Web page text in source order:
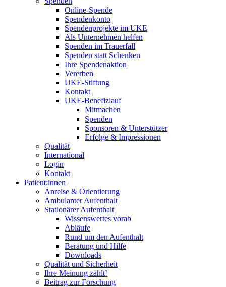
Online-Spende
Spendenkonto
Spendenprojekte im UKE
Als Unternehmen helfen
Spenden im Trauerfall
Spenden statt Schenken
Ihre Spendenaktion
Vererben
UKE-Stiftung
Kontakt
UKE-Benefizlauf
Mitmachen
Spenden
Sponsoren & Unterstützer
Erfolge & Impressionen
Qualität
International
Login
Kontakt
Patient:innen
Anreise & Orientierung
Ambulanter Aufenthalt
Stationärer Aufenthalt
Wissenswertes vorab
Abläufe
Rund um den Aufenthalt
Beratung und Hilfe
Downloads
Qualität und Sicherheit
Ihre Meinung zählt!
Beitrag zur Forschung